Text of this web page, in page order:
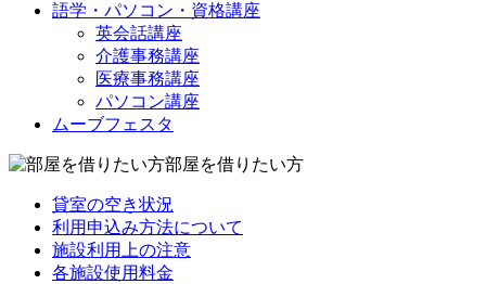
語学・パソコン・資格講座
英会話講座
介護事務講座
医療事務講座
パソコン講座
ムーブフェスタ
部屋を借りたい方
貸室の空き状況
利用申込み方法について
施設利用上の注意
各施設使用料金